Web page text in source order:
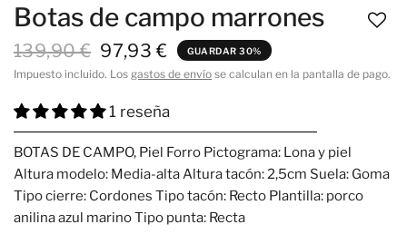
Botas de campo marrones
139,90 € 97,93 € GUARDAR 30%
Impuesto incluido. Los gastos de envío se calculan en la pantalla de pago.
1 reseña
BOTAS DE CAMPO, Piel Forro Pictograma: Lona y piel
Altura modelo: Media-alta Altura tacón: 2,5cm Suela: Goma
Tipo cierre: Cordones Tipo tacón: Recto Plantilla: porco
anilina azul marino Tipo punta: Recta